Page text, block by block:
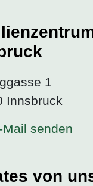
1
Innsbruck
senden
von